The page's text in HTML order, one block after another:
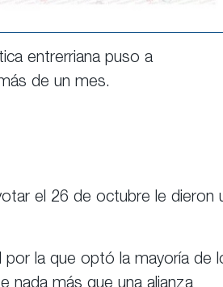
entrerriana puso a
de un mes.
el 26 de octubre le dieron
la que optó la mayoría de